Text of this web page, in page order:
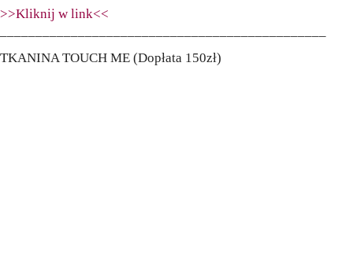
>>Kliknij w link<<
––––––––––––––––––––––––––––––––––––––––––––––
TKANINA TOUCH ME (Dopłata 150zł)